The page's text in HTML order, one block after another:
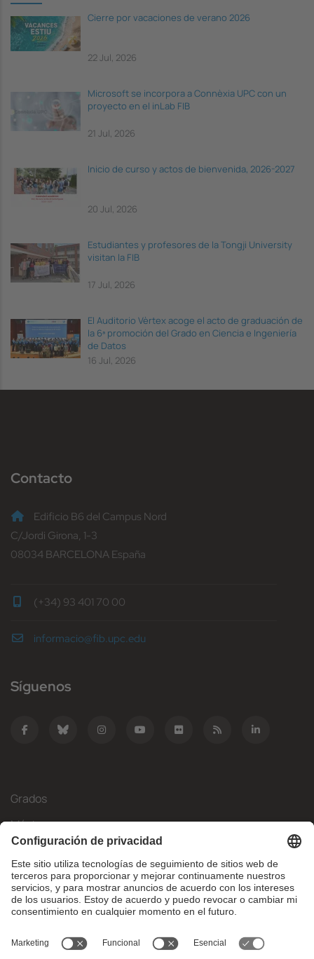
Cierre por vacaciones de verano 2026
22 Jul, 2026
Microsoft se incorpora a Connèxia UPC con un
proyecto en el inLab FIB
21 Jul, 2026
Inicio de curso y actos de bienvenida, 2026-2027
20 Jul, 2026
Estudiantes y profesores de la Tongji University
visitan la FIB
17 Jul, 2026
El Auditorio Vèrtex acoge el acto de graduación de
la 6ª promoción del Grado en Ciencia e Ingeniería
de Datos
16 Jul, 2026
Contacto
Edificio B6 del Campus Nord
C/Jordi Girona, 1-3
08034 BARCELONA España
(+34) 93 401 70 00
informacio@fib.upc.edu
Síguenos
Grados
Másteres
Movilidad Internacional
Investigación
Empresa
¿Qué necesitas?